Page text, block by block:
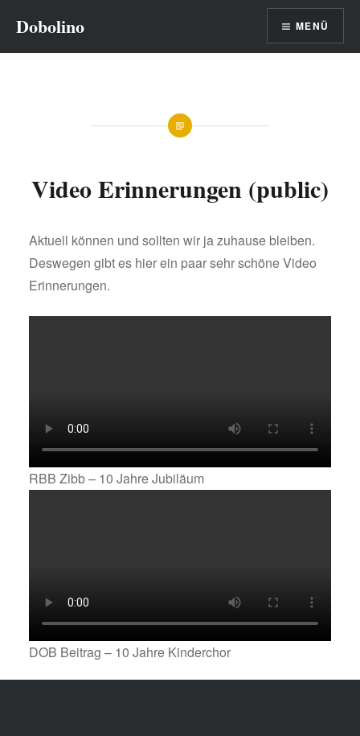
zum
Inhalt
Dobolino MENÜ
Video Erinnerungen (public)
Aktuell können und sollten wir ja zuhause bleiben.
Deswegen gibt es hier ein paar sehr schöne Video
Erinnerungen.
RBB Zibb – 10 Jahre Jubiläum
DOB Beitrag – 10 Jahre Kinderchor